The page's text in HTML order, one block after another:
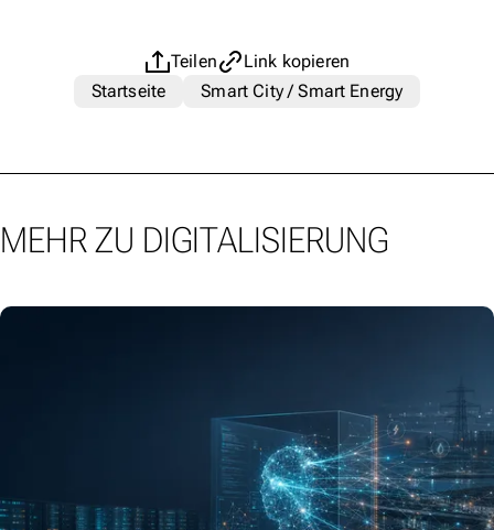
Teilen
Link kopieren
Startseite
Smart City / Smart Energy
MEHR ZU DIGITALISIERUNG